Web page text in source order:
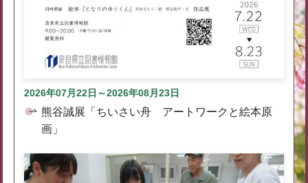
2026年07月22日～2026年08月23日
熊谷誠展「ちいさい舟 アートワークと絵本原
画」